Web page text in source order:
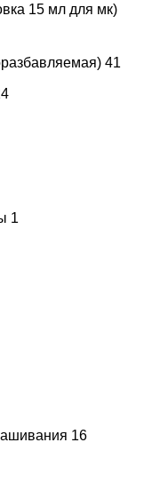
15 мл для мк)
41
1
16